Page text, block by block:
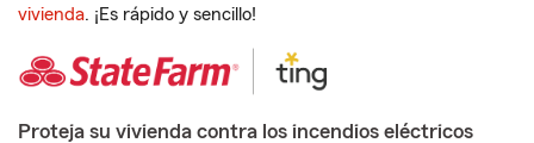
vivienda. ¡Es rápido y sencillo!
Proteja su vivienda contra los incendios eléctricos